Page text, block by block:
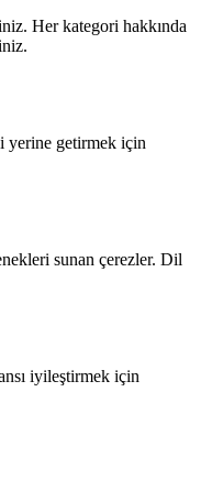
Her kategori hakkında
yerine getirmek için
sunan çerezler. Dil
iyileştirmek için